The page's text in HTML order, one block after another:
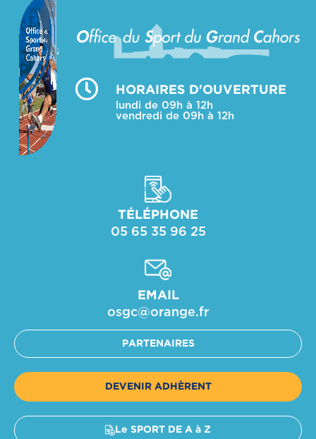
HORAIRES D'OUVERTURE
lundi de 09h à 12h
vendredi de 09h à 12h
TÉLÉPHONE
05 65 35 96 25
EMAIL
osgc@orange.fr​
PARTENAIRES
DEVENIR ADHÈRENT
Le SPORT DE A à Z